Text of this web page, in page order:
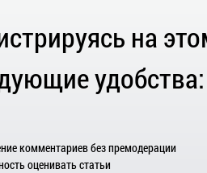
на
удобства:
комментариев без премодерации
оценивать статьи